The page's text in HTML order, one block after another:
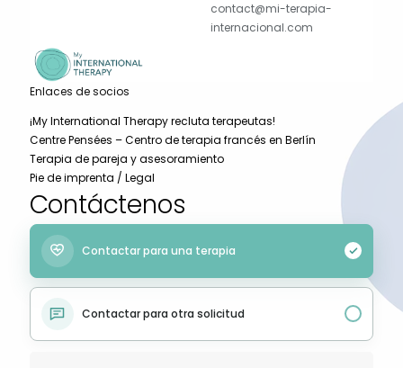
contact@mi-terapia-
internacional.com
Enlaces de socios
¡My International Therapy recluta terapeutas!
Centre Pensées – Centro de terapia francés en Berlín
Terapia de pareja y asesoramiento
Pie de imprenta / Legal
Contáctenos
Contactar para una terapia
Contactar para otra solicitud